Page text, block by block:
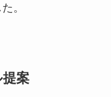
。
案